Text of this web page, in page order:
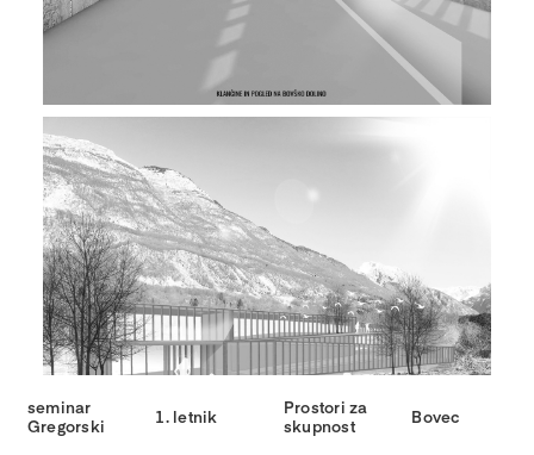
seminar
Gregorski
1. letnik
Prostori za
skupnost
Bovec